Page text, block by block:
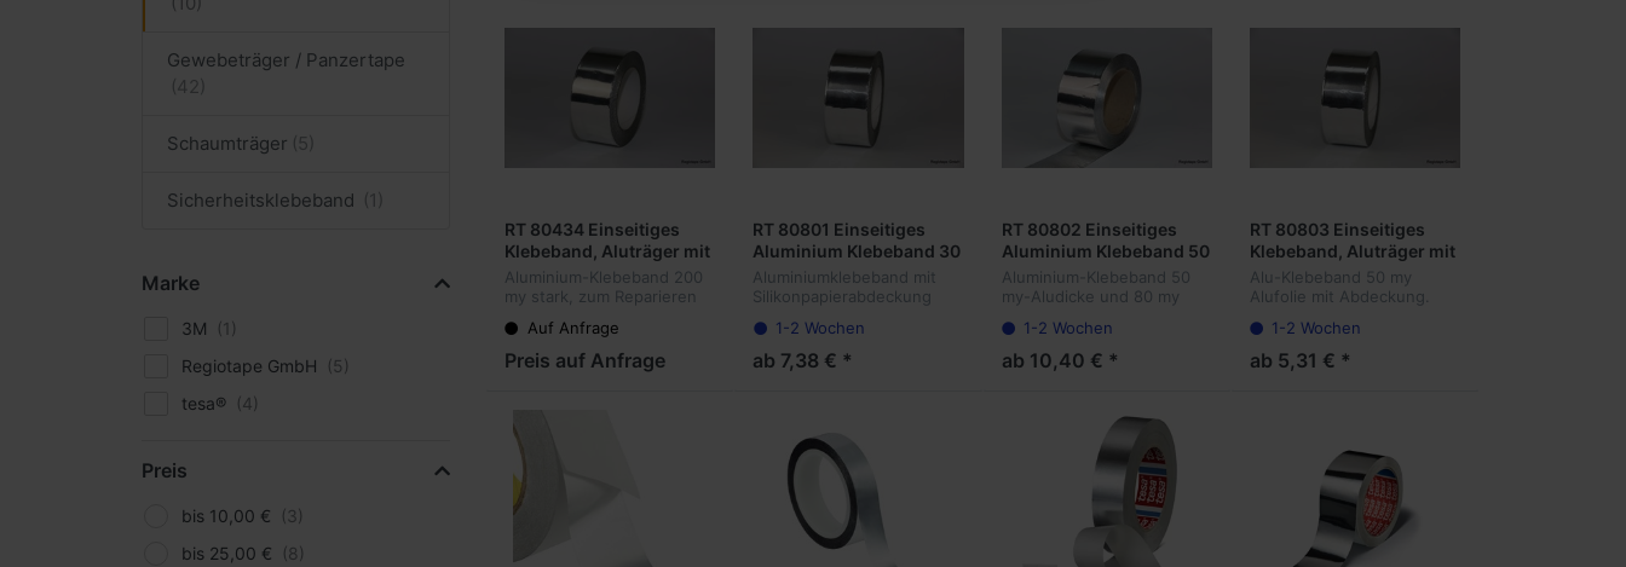
Gewebeträger / Panzertape
Schaumträger
Sicherheitsklebeband
Marke
3M
Regiotape GmbH
tesa®
Preis
bis 10,00 €
bis 25,00 €
RT 80434 Einseitiges
Klebeband, Aluträger mit
Abdeckung, Acrylat, 200
my Dicke
Aluminium-Klebeband 200
my stark, zum Reparieren
Container und zur
Außenanwendung
Auf Anfrage
Preis auf Anfrage
RT 80801 Einseitiges
Aluminium Klebeband 30
my Dicke
Aluminiumklebeband mit
Silikonpapierabdeckung
Dünnes, 30 my starkes
Aluband. Zum Abdichten im
Lüftungsbar und
1-2 Wochen
ab 7,38 € *
RT 80802 Einseitiges
Aluminium Klebeband 50
my Dicke
Aluminium-Klebeband 50
my-Aludicke und 80 my
Reparieren von
Metalldächern, Container
und hervorragend geeignet
1-2 Wochen
ab 10,40 € *
RT 80803 Einseitiges
Klebeband, Aluträger mit
Abdeckung
Alu-Klebeband 50 my
Alufolie mit Abdeckung.
Metalldächern, Container.
Acrylatklebstoff für
Außenanwendung
1-2 Wochen
ab 5,31 € *